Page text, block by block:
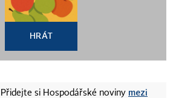
HRÁT
Přidejte si Hospodářské noviny mezi